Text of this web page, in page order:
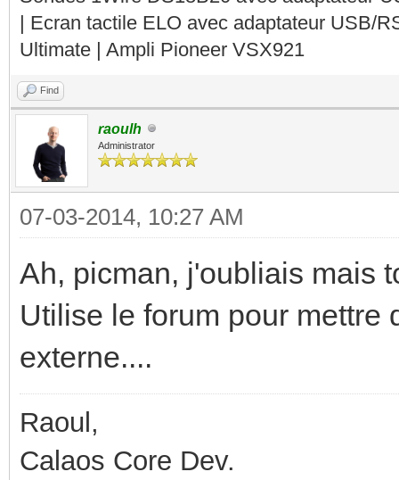
| Ecran tactile ELO avec adaptateur USB/
Ultimate | Ampli Pioneer VSX921
Find
raoulh
Administrator
07-03-2014, 10:27 AM
Ah, picman, j'oubliais mais
Utilise le forum pour mettre
externe....
Raoul,
Calaos Core Dev.